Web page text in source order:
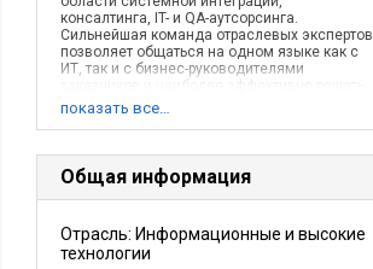
консалтинга, IT- и QA-аутсорсинга.
Сильнейшая команда отраслевых экспертов
позволяет общаться на одном языке как с
ИТ, так и с бизнес-руководителями
поставленные задачи
показать все…
Общая информация
Отрасль: Информационные и высокие
технологии